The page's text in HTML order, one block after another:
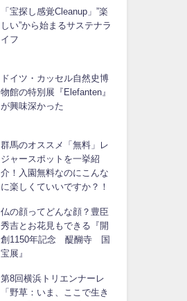
「宝探し感覚Cleanup」”楽
しい”から始まるサステナラ
イフ
ドイツ・カッセル自然史博
物館の特別展『Elefanten』
が興味深かった
群馬のオススメ「無料」レ
ジャースポットを一挙紹
介！入園無料なのにこんな
に楽しくていいですか？！
仏の顔ってどんな顔？豊臣
秀吉とお花見もできる『開
創1150年記念 醍醐寺 国
宝展』
第8回横浜トリエンナーレ
「野草：いま、ここで生き